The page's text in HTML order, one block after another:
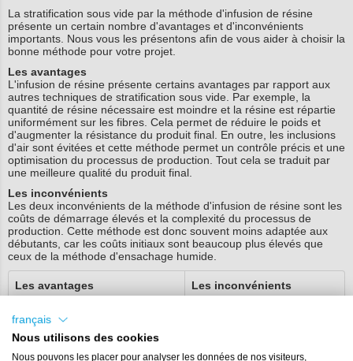
La stratification sous vide par la méthode d'infusion de résine
présente un certain nombre d'avantages et d'inconvénients
importants. Nous vous les présentons afin de vous aider à choisir la
bonne méthode pour votre projet.
Les avantages
L'infusion de résine présente certains avantages par rapport aux
autres techniques de stratification sous vide. Par exemple, la
quantité de résine nécessaire est moindre et la résine est répartie
uniformément sur les fibres. Cela permet de réduire le poids et
d'augmenter la résistance du produit final. En outre, les inclusions
d'air sont évitées et cette méthode permet un contrôle précis et une
optimisation du processus de production. Tout cela se traduit par
une meilleure qualité du produit final.
Les inconvénients
Les deux inconvénients de la méthode d'infusion de résine sont les
coûts de démarrage élevés et la complexité du processus de
production. Cette méthode est donc souvent moins adaptée aux
débutants, car les coûts initiaux sont beaucoup plus élevés que
ceux de la méthode d'ensachage humide.
Les avantages Les inconvénients
Distribution uniforme de la
résine
français
Nous utilisons des cookies
Nous pouvons les placer pour analyser les données de nos visiteurs,